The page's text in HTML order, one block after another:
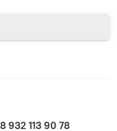
8 932 113 90 78